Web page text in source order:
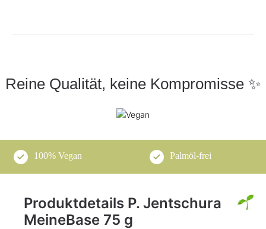
Reine Qualität, keine Kompromisse ✨
100% Vegan Palmöl-frei
Produktdetails P. Jentschura
MeineBase 75 g